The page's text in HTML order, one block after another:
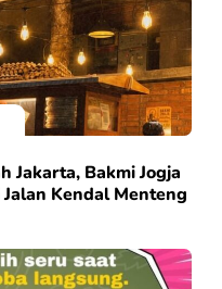
Jakarta, Bakmi Jogja
Kendal Menteng